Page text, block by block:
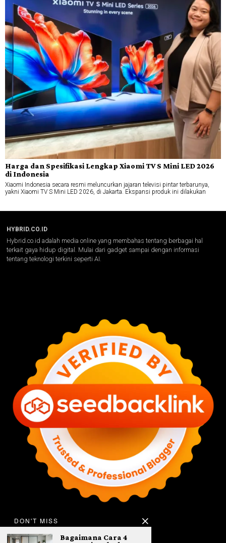
Harga dan Spesifikasi Lengkap Xiaomi TV S Mini LED 2026
di Indonesia
Xiaomi Indonesia secara resmi meluncurkan jajaran televisi pintar terbarunya,
yakni Xiaomi TV S Mini LED 2026, di Jakarta. Ekspansi produk ini dilakukan
HYBRID.CO.ID
Hybrid.co.id adalah media online yang membahas tentang berbagai hal
terkait gaya hidup digital. Mulai dari gadget sampai dengan informasi
tentang teknologi terkini seperti AI.
DON'T MISS
Bagaimana Cara 4